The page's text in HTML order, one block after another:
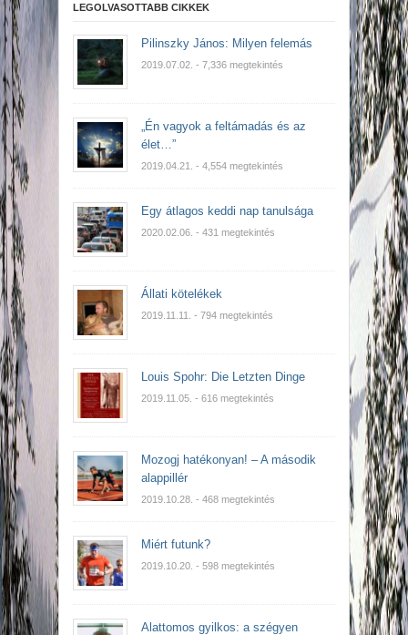
LEGOLVASOTTABB CIKKEK
Pilinszky János: Milyen felemás
2019.07.02. - 7,336 megtekintés
„Én vagyok a feltámadás és az
élet…”
2019.04.21. - 4,554 megtekintés
Egy átlagos keddi nap tanulsága
2020.02.06. - 431 megtekintés
Állati kötelékek
2019.11.11. - 794 megtekintés
Louis Spohr: Die Letzten Dinge
2019.11.05. - 616 megtekintés
Mozogj hatékonyan! – A második
alappillér
2019.10.28. - 468 megtekintés
Miért futunk?
2019.10.20. - 598 megtekintés
Alattomos gyilkos: a szégyen